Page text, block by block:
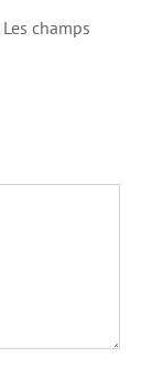
Les champs